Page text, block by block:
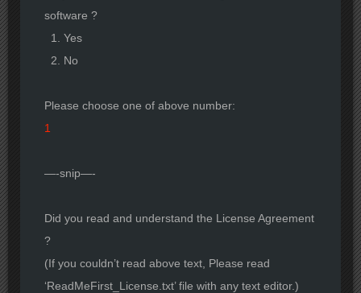
software ?
1. Yes
2. No
Please choose one of above number:
1
—-snip—-
Did you read and understand the License Agreement
?
(If you couldn’t read above text, Please read
‘ReadMeFirst_License.txt’ file with any text editor.)